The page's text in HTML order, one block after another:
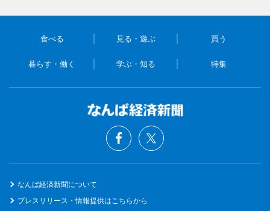
食べる 見る・遊ぶ 買う
暮らす・働く 学ぶ・知る 特集
なんば経済新聞について
プレスリリース・情報提供はこちらから